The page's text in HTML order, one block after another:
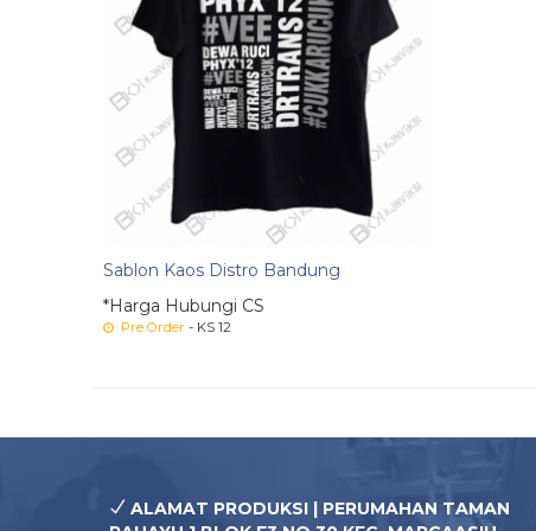
Sablon Kaos Distro Bandung
*Harga Hubungi CS
Pre Order - KS 12
ALAMAT PRODUKSI | PERUMAHAN TAMAN